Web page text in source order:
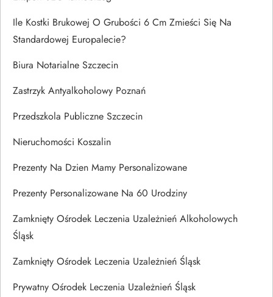
Ile Kostki Brukowej O Grubości 6 Cm Zmieści Się Na
Standardowej Europalecie?
Biura Notarialne Szczecin
Zastrzyk Antyalkoholowy Poznań
Przedszkola Publiczne Szczecin
Nieruchomości Koszalin
Prezenty Na Dzien Mamy Personalizowane
Prezenty Personalizowane Na 60 Urodziny
Zamknięty Ośrodek Leczenia Uzależnień Alkoholowych
Śląsk
Zamknięty Ośrodek Leczenia Uzależnień Śląsk
Prywatny Ośrodek Leczenia Uzależnień Śląsk